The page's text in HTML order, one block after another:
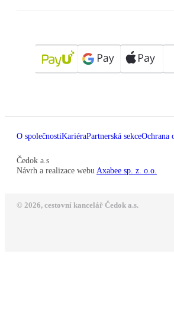
O společnostiKariéraPartnerská sekceOchrana
Čedok a.s
Návrh a realizace webu Axabee sp. z. o.o.
© 2026, cestovní kancelář Čedok a.s.